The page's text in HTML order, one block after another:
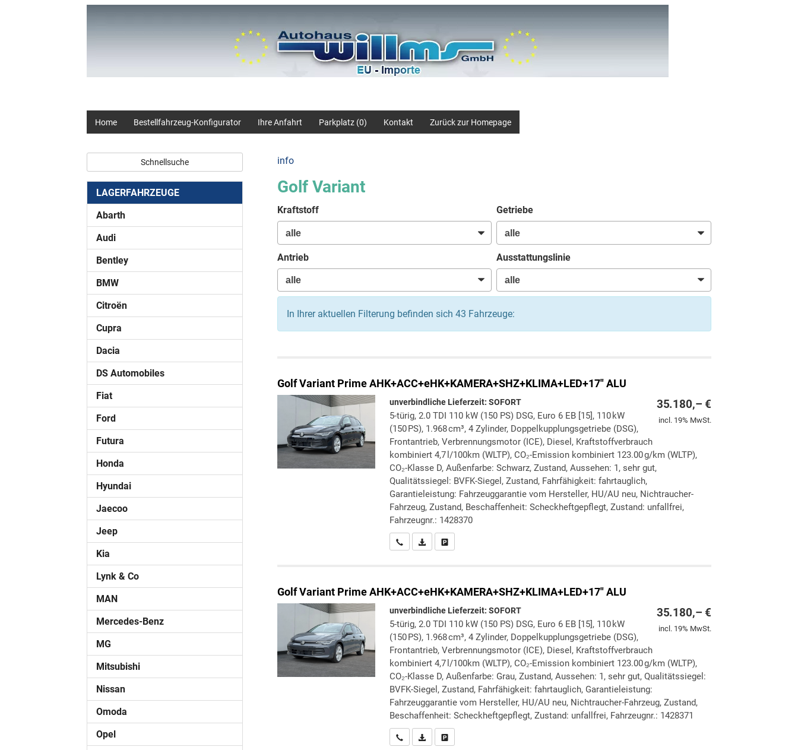
Home Bestellfahrzeug-Konfigurator Ihre Anfahrt Parkplatz (0) Kontakt Zurück zur Homepage
info
Golf Variant
Kraftstoff Getriebe
Antrieb Ausstattungslinie
In Ihrer aktuellen Filterung befinden sich 43 Fahrzeuge:
Golf Variant Prime AHK+ACC+eHK+KAMERA+SHZ+KLIMA+LED+17" ALU
35.180,– €
incl. 19% MwSt.
unverbindliche Lieferzeit: SOFORT
5-türig, 2.0 TDI 110 kW (150 PS) DSG, Euro 6 EB [15], 110 kW
(150 PS), 1.968 cm³, 4 Zylinder, Doppelkupplungsgetriebe (DSG),
Frontantrieb, Verbrennungsmotor (ICE), Diesel, Kraftstoffverbrauch
kombiniert 4,7 l/100km (WLTP), CO₂-Emission kombiniert 123.00 g/km (WLTP),
CO₂-Klasse D, Außenfarbe: Schwarz, Zustand, Aussehen: 1, sehr gut,
Qualitätssiegel: BVFK-Siegel, Zustand, Fahrfähigkeit: fahrtauglich,
Garantieleistung: Fahrzeuggarantie vom Hersteller, HU/AU neu, Nichtraucher-
Fahrzeug, Zustand, Beschaffenheit: Scheckheftgepflegt, Zustand: unfallfrei,
Fahrzeugnr.: 1428370
Wir rufen Sie an
PDF-Datei, Fahrzeugexposé drucken
Drucken, parken oder vergleichen
Golf Variant Prime AHK+ACC+eHK+KAMERA+SHZ+KLIMA+LED+17" ALU
35.180,– €
incl. 19% MwSt.
unverbindliche Lieferzeit: SOFORT
5-türig, 2.0 TDI 110 kW (150 PS) DSG, Euro 6 EB [15], 110 kW
(150 PS), 1.968 cm³, 4 Zylinder, Doppelkupplungsgetriebe (DSG),
Frontantrieb, Verbrennungsmotor (ICE), Diesel, Kraftstoffverbrauch
kombiniert 4,7 l/100km (WLTP), CO₂-Emission kombiniert 123.00 g/km (WLTP),
CO₂-Klasse D, Außenfarbe: Grau, Zustand, Aussehen: 1, sehr gut, Qualitätssiegel:
BVFK-Siegel, Zustand, Fahrfähigkeit: fahrtauglich, Garantieleistung:
Fahrzeuggarantie vom Hersteller, HU/AU neu, Nichtraucher-Fahrzeug, Zustand,
Beschaffenheit: Scheckheftgepflegt, Zustand: unfallfrei, Fahrzeugnr.: 1428371
Wir rufen Sie an
PDF-Datei, Fahrzeugexposé drucken
Drucken, parken oder vergleichen
Schnellsuche
LAGERFAHRZEUGE
Abarth
Audi
Bentley
BMW
Citroën
Cupra
Dacia
DS Automobiles
Fiat
Ford
Futura
Honda
Hyundai
Jaecoo
Jeep
Kia
Lynk & Co
MAN
Mercedes-Benz
MG
Mitsubishi
Nissan
Omoda
Opel